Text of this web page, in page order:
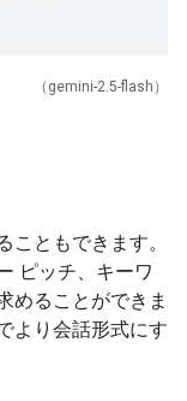
（gemini-2.5-flash）
ともできます。
ピッチ、キーワ
めることができま
より会話形式にす